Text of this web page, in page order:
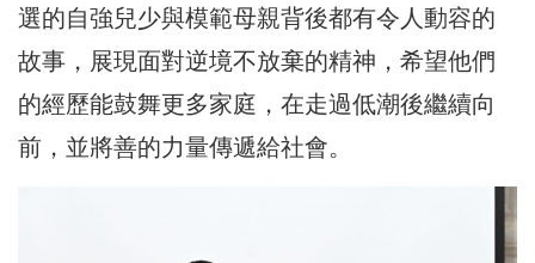
選的自強兒少與模範母親背後都有令人動容的
故事，展現面對逆境不放棄的精神，希望他們
的經歷能鼓舞更多家庭，在走過低潮後繼續向
前，並將善的力量傳遞給社會。